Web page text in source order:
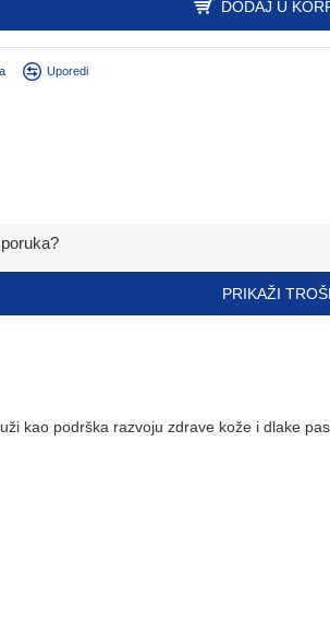
DODAJ U
Uporedi
PRIKAŽI
kao podrška razvoju zdrave kože i dlake